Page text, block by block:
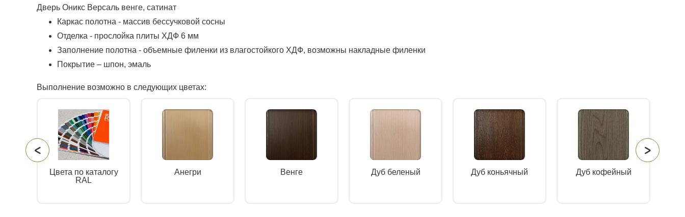
Дверь Оникс Версаль венге, сатинат
Каркас полотна - массив бессучковой сосны
Отделка - прослойка плиты ХДФ 6 мм
Заполнение полотна - объемные филенки из влагостойкого ХДФ, возможны накладные филенки
Покрытие – шпон, эмаль
Выполнение возможно в следующих цветах:
Цвета по каталогу
RAL
Анегри Венге Дуб беленый Дуб коньячный Дуб кофейный